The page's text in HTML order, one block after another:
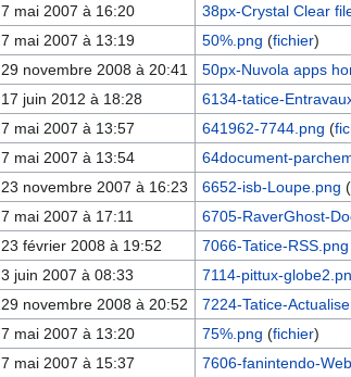
7 mai 2007 à 16:20
38px-Crystal Clear
7 mai 2007 à 13:19
50%.png (fichier)
29 novembre 2008 à 20:41
50px-Nuvola apps
17 juin 2012 à 18:28
6134-tatice-
7 mai 2007 à 13:57
641962-7744.png (
7 mai 2007 à 13:54
64document-
23 novembre 2007 à 16:23
6652-isb-Loupe.png (
7 mai 2007 à 17:11
6705-RaverGhost-
23 février 2008 à 19:52
7066-Tatice-RSS.png
3 juin 2007 à 08:33
7114-pittux-
29 novembre 2008 à 20:52
7224-Tatice-
7 mai 2007 à 13:20
75%.png (fichier)
7 mai 2007 à 15:37
7606-fanintendo-